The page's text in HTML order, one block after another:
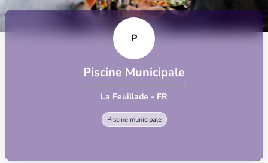
P
Piscine Municipale
La Feuillade - FR
Piscine municipale